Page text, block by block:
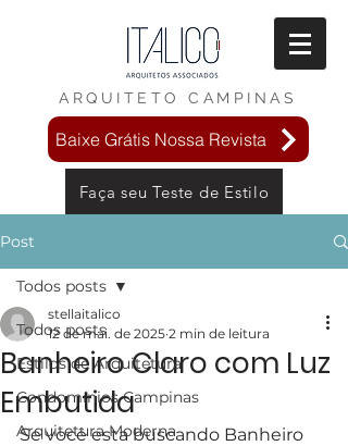
ARQUITETO CAMPINAS
Baixe Grátis Nossa Revista
Faça seu Teste de Estilo
Post
Todos posts
Estilos de Arquitetura
Condomínios Campinas
Arquitetura Moderna
Todos posts
Banheiro Claro com Luz
Embutida
stellaitalico
12 de mai. de 2025 2 min de leitura
Se você esta buscando Banheiro